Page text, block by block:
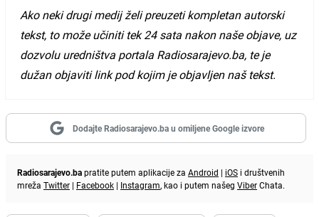
Ako neki drugi medij želi preuzeti kompletan autorski
tekst, to može učiniti tek 24 sata nakon naše objave, uz
dozvolu uredništva portala Radiosarajevo.ba, te je
dužan objaviti link pod kojim je objavljen naš tekst.
Dodajte Radiosarajevo.ba u omiljene Google izvore
Radiosarajevo.bapratite putem aplikacije za Android | iOS i društvenih
mreža Twitter | Facebook | Instagram, kao i putem našeg ViberChata.